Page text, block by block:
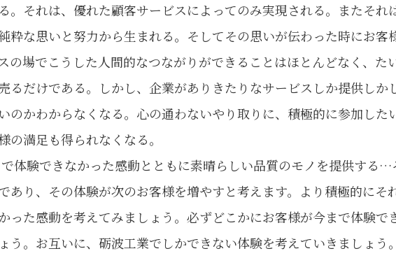
。それは、優れた顧客サービスによってのみ実現される。またそれ
粋な思いと努力から生まれる。そしてその思いが伝わった時にお客
の場でこうした人間的なつながりができることはほとんどなく、た
るだけである。しかし、企業がありきたりなサービスしか提供しか
のかわからなくなる。心の通わないやり取りに、積極的に参加した
の満足も得られなくなる。
体験できなかった感動とともに素晴らしい品質のモノを提供する
あり、その体験が次のお客様を増やすと考えます。より積極的にそ
った感動を考えてみましょう。必ずどこかにお客様が今まで体験で
う。お互いに、砺波工業でしかできない体験を考えていきましょう。